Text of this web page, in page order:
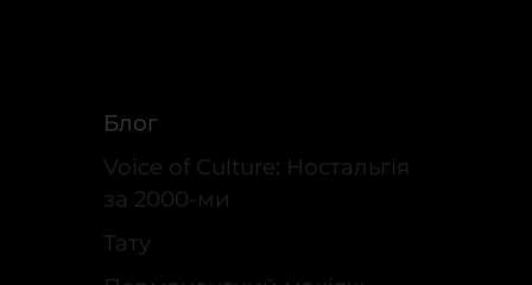
Блог
Voice of Culture: Ностальгія
за 2000-ми
Тату